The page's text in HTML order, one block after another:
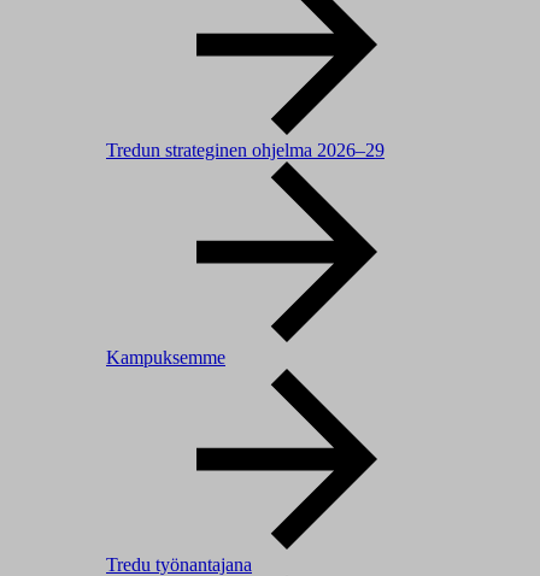
Tredun strateginen ohjelma 2026–29
Kampuksemme
Tredu työnantajana